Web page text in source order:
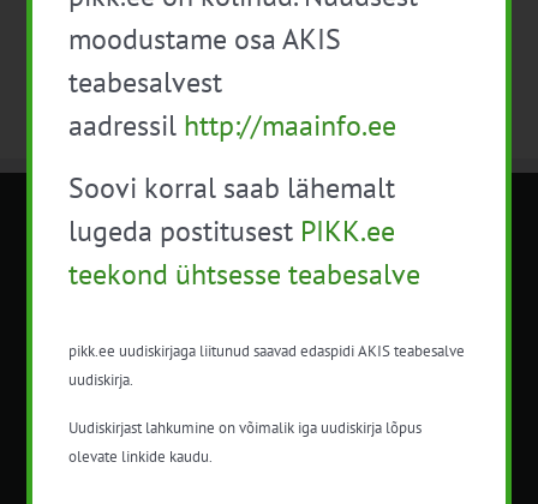
METK NÕUANDETEENISTUS
nõustamisteenuseid.
moodustame osa AKIS
teabesalvest
aadressil http://maainfo.ee
Soovi korral saab lähemalt
lugeda postitusest PIKK.ee
teekond ühtsesse teabesalve
pikk.ee uudiskirjaga liitunud saavad edaspidi AKIS teabesalve
uudiskirja.
Uudiskirjast lahkumine on võimalik iga uudiskirja lõpus
olevate linkide kaudu.